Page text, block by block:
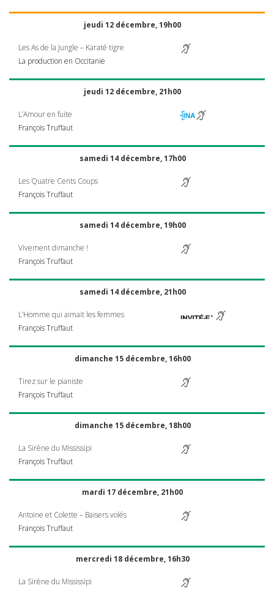
jeudi 12 décembre, 19h00
Les As de la Jungle – Karaté tigre
La production en Occitanie
jeudi 12 décembre, 21h00
L’Amour en fuite
François Truffaut
samedi 14 décembre, 17h00
Les Quatre Cents Coups
François Truffaut
samedi 14 décembre, 19h00
Vivement dimanche !
François Truffaut
samedi 14 décembre, 21h00
L’Homme qui aimait les femmes
François Truffaut
dimanche 15 décembre, 16h00
Tirez sur le pianiste
François Truffaut
dimanche 15 décembre, 18h00
La Sirène du Mississipi
François Truffaut
mardi 17 décembre, 21h00
Antoine et Colette – Baisers volés
François Truffaut
mercredi 18 décembre, 16h30
La Sirène du Mississipi